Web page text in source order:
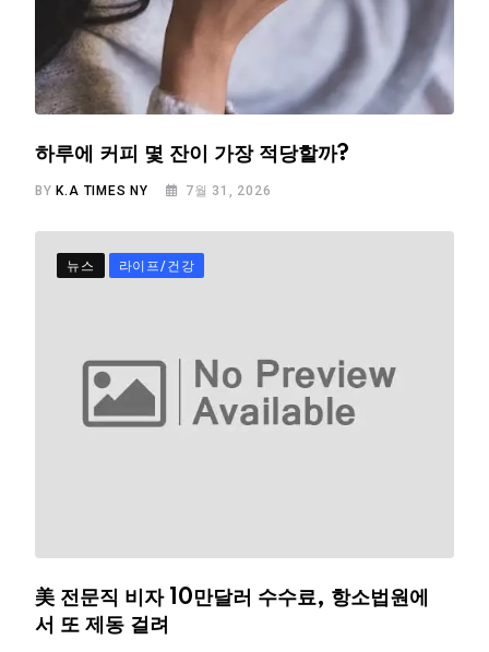
하루에 커피 몇 잔이 가장 적당할까?
BYK.A TIMES NY 7월 31, 2026
뉴스 라이프/건강
美 전문직 비자 10만달러 수수료, 항소법원에
서 또 제동 걸려